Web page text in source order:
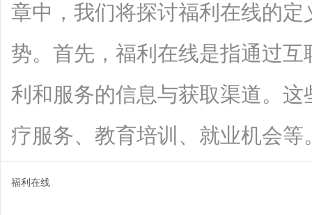
章中，我们将探讨福利在线的
势。首先，福利在线是指通过
利和服务的信息与获取渠道。
疗服务、教育培训、就业机会
福利在线